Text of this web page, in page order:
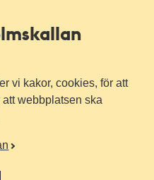
vi kakor, cookies, för att
webbplatsen ska